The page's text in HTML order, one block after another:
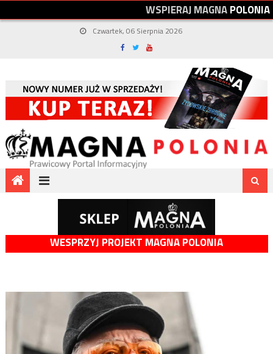
WSPIERAJMAGNAPOLONIA
Czwartek, 06 Sierpnia 2026
WESPRZYJ PROJEKT MAGNA POLONIA